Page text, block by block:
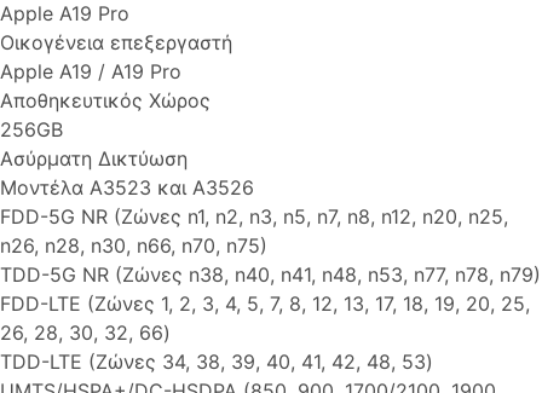
Apple A19 Pro
Οικογένεια επεξεργαστή
Apple A19 / A19 Pro
Αποθηκευτικός Χώρος
256GB
Ασύρματη Δικτύωση
Μοντέλα A3523 και A3526
FDD-5G NR (Ζώνες n1, n2, n3, n5, n7, n8, n12, n20, n25,
n26, n28, n30, n66, n70, n75)
TDD-5G NR (Ζώνες n38, n40, n41, n48, n53, n77, n78, n79)
FDD-LTE (Ζώνες 1, 2, 3, 4, 5, 7, 8, 12, 13, 17, 18, 19, 20, 25,
26, 28, 30, 32, 66)
TDD-LTE (Ζώνες 34, 38, 39, 40, 41, 42, 48, 53)